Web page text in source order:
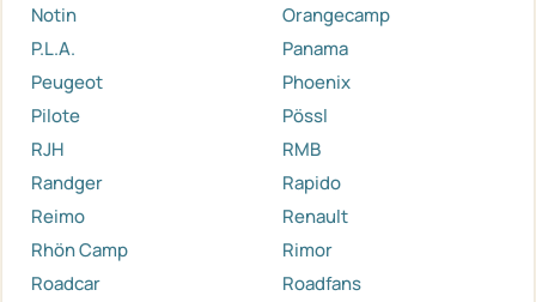
Notin
Orangecamp
P.L.A.
Panama
Peugeot
Phoenix
Pilote
Pössl
RJH
RMB
Randger
Rapido
Reimo
Renault
Rhön Camp
Rimor
Roadcar
Roadfans